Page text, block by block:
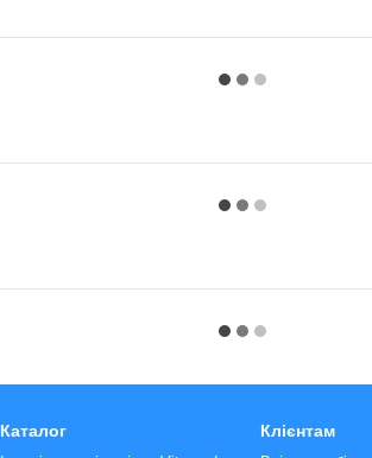
Каталог Клієнтам